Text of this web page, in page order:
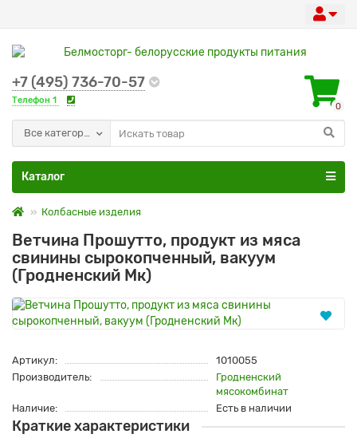
+7 (495) 736-70-57
Телефон 1
0
Все категории
Каталог
Колбасные изделия
Ветчина Прошутто, продукт из мяса
свинины сырокопченный, вакуум
(Гродненский Мк)
Артикул:
1010055
Производитель:
Гродненский
мясокомбинат
Наличие:
Есть в наличии
Краткие характеристики